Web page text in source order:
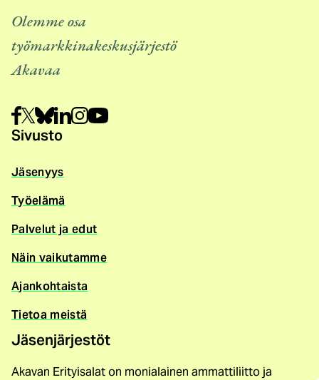
Olemme osa
työmarkkinakeskusjärjestö
Akavaa
Sivusto
Jäsenyys
Työelämä
Palvelut ja edut
Näin vaikutamme
Ajankohtaista
Tietoa meistä
Jäsenjärjestöt
Akavan Erityisalat on monialainen ammattiliitto ja